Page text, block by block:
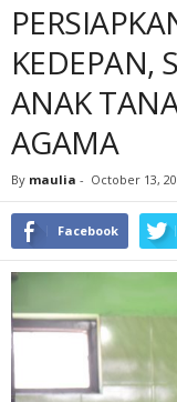
KEDEPAN,
ANAK
AGAMA
By maulia - October 13,
Facebook